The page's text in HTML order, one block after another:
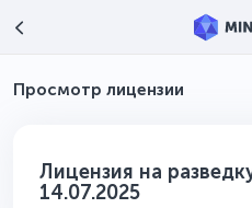
Просмотр лицензии
Лицензия на
14.07.2025